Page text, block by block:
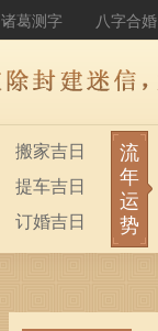
诸葛测字 八字合婚
搬家吉日
提车吉日
订婚吉日
流
年
运
势